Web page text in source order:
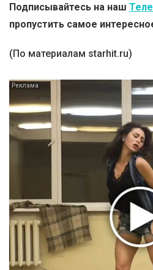
Подписывайтесь на наш
пропустить самое
(По материалам starhit.ru)